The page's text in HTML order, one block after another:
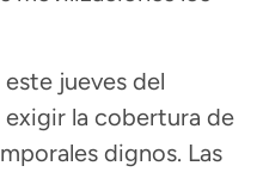
jueves del
exigir la cobertura de
dignos. Las